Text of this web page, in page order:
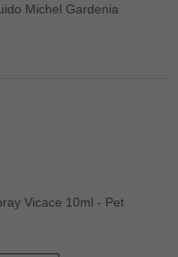
Michel Gardenia
Vicace 10ml - Pet